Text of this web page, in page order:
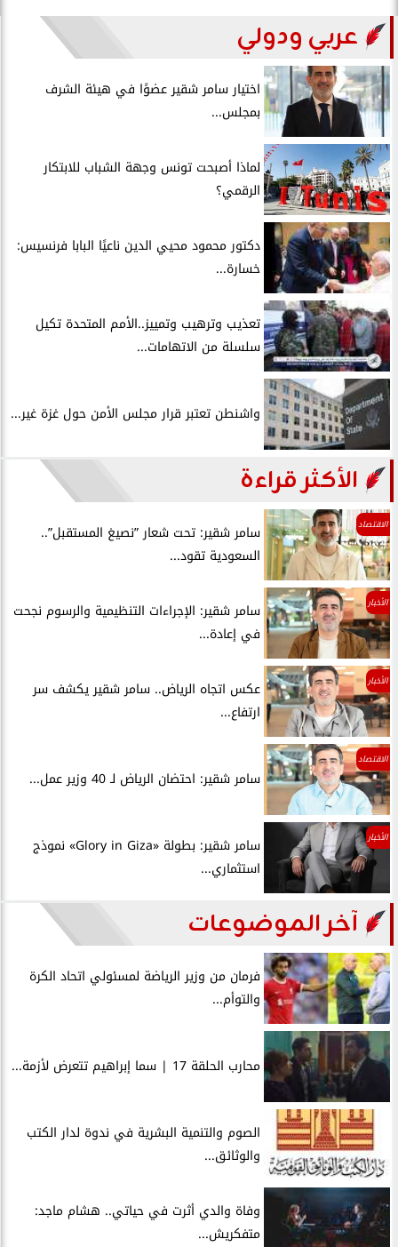
عربي ودولي
اختيار سامر شقير عضوًا في هيئة الشرف
بمجلس...
لماذا أصبحت تونس وجهة الشباب للابتكار
الرقمي؟
دكتور محمود محيي الدين ناعيًا البابا فرنسيس:
خسارة...
تعذيب وترهيب وتمييز..الأمم المتحدة تكيل
سلسلة من الاتهامات...
واشنطن تعتبر قرار مجلس الأمن حول غزة غير...
الأكثر قراءة
الاقتصاد
سامر شقير: تحت شعار ”نصيغ المستقبل”..
السعودية تقود...
الأخبار
سامر شقير: الإجراءات التنظيمية والرسوم نجحت
في إعادة...
الأخبار
عكس اتجاه الرياض.. سامر شقير يكشف سر
ارتفاع...
الاقتصاد
سامر شقير: احتضان الرياض لـ 40 وزير عمل...
الأخبار
سامر شقير: بطولة «Glory in Giza» نموذج
استثماري...
آخر الموضوعات
فرمان من وزير الرياضة لمسئولي اتحاد الكرة
والتوأم...
محارب الحلقة 17 | سما إبراهيم تتعرض لأزمة...
الصوم والتنمية البشرية في ندوة لدار الكتب
والوثائق...
وفاة والدي أثرت في حياتي.. هشام ماجد:
متفكريش...